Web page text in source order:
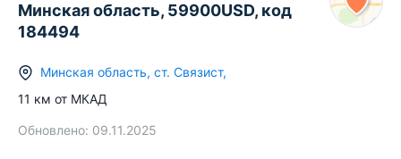
Минская область, 59900USD, код
184494
Минская область, ст. Связист,
11 км от МКАД
Обновлено: 09.11.2025